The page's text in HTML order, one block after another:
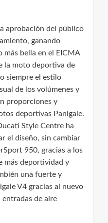
aprobación del público
ganando
bella en el EICMA
la moto deportiva de
siempre el estilo
de los volúmenes y
proporciones y
deportivas Panigale.
Style Centre ha
el diseño, sin cambiar
950, gracias a los
más deportividad y
una fuerte y
V4 gracias al nuevo
de aire